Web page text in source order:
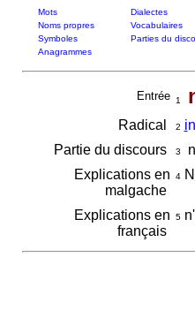
Mots Dialectes
Noms propres
Vocabulaires
Symboles
Parties du
Anagrammes
Entrée 1
Radical 2 i
Partie du discours
3
Explications en
malgache
4
Explications en
français
5